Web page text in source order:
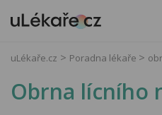
uLékaře.cz Poradna lékaře
Obrna lícního